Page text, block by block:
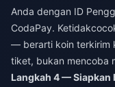
Anda dengan ID
CodaPay.
— berarti koin terkirim
tiket, bukan mencoba
Langkah 4 — Siapkan